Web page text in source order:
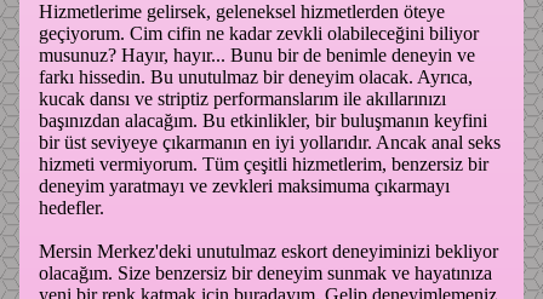
Hizmetlerime gelirsek, geleneksel hizmetlerden öteye
geçiyorum. Cim cifin ne kadar zevkli olabileceğini biliyor
musunuz? Hayır, hayır... Bunu bir de benimle deneyin ve
farkı hissedin. Bu unutulmaz bir deneyim olacak. Ayrıca,
kucak dansı ve striptiz performanslarım ile akıllarınızı
başınızdan alacağım. Bu etkinlikler, bir buluşmanın keyfini
bir üst seviyeye çıkarmanın en iyi yollarıdır. Ancak anal seks
hizmeti vermiyorum. Tüm çeşitli hizmetlerim, benzersiz bir
deneyim yaratmayı ve zevkleri maksimuma çıkarmayı
hedefler.
Mersin Merkez'deki unutulmaz eskort deneyiminizi bekliyor
olacağım. Size benzersiz bir deneyim sunmak ve hayatınıza